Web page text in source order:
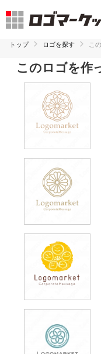
トップ ロゴを探す こ
このロゴを作